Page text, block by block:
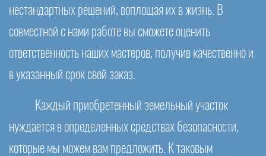
нестандартных решений, воплощая их в жизнь. В
совместной с нами работе вы сможете оценить
ответственность наших мастеров, получив качественно и
в указанный срок свой заказ.
Каждый приобретенный земельный участок
нуждается в определенных средствах безопасности,
которые мы можем вам предложить. К таковым